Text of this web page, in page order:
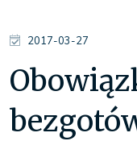
2017-03-27